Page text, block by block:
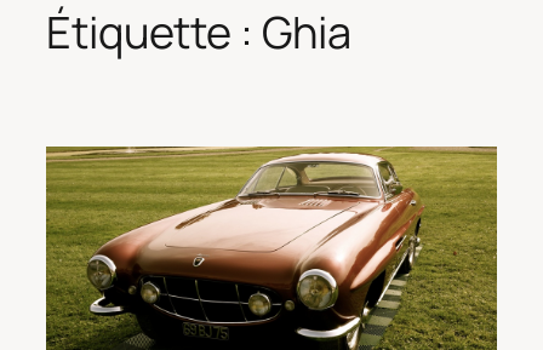
Étiquette : Ghia